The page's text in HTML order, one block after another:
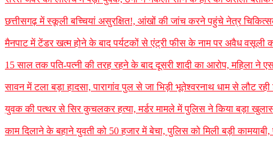
छत्तीसगढ़ में स्कूली बच्चियां असुरक्षित!, आंखों की जांच करने पहुंचे नेत्र
मैनपाट में टेंडर खत्म होने के बाद पर्यटकों से एंट्री फीस के नाम पर अवैध वसूली
15 साल तक पति-पत्नी की तरह रहने के बाद दूसरी शादी का आरोप, महिला
सावन में टला बड़ा हादसा, पारागांव पुल से जा भिड़ी भूतेश्वरनाथ धाम से लौट
युवक की पत्थर से सिर कुचलकर हत्या, मर्डर मामले में पुलिस ने किया बड़ा
काम दिलाने के बहाने युवती को 50 हजार में बेचा, पुलिस को मिली बड़ी